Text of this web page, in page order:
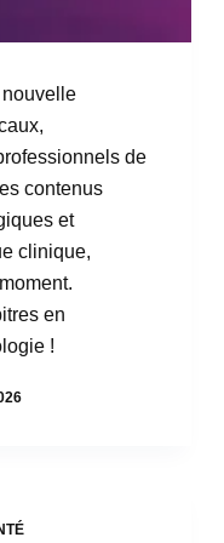
nouvelle
de
contenus
et
clinique,
en
!